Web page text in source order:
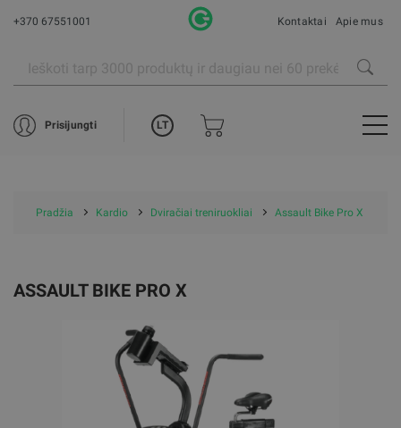
+370 67551001 Kontaktai Apie mus
Prisijungti LT
Pradžia Kardio Dviračiai treniruokliai Assault Bike Pro X
ASSAULT BIKE PRO X